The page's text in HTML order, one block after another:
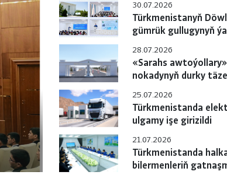
hyzmatdaşlygyň
ara alyp
30.07.2026
Türkmenistanyň
gümrük gullugynyň
okuw-maslahaty
28.07.2026
«Sarahs
nokadynyň durky
25.07.2026
Türkmenistanda
ulgamy işe girizildi
21.07.2026
Türkmenistanda
bilermenleriň